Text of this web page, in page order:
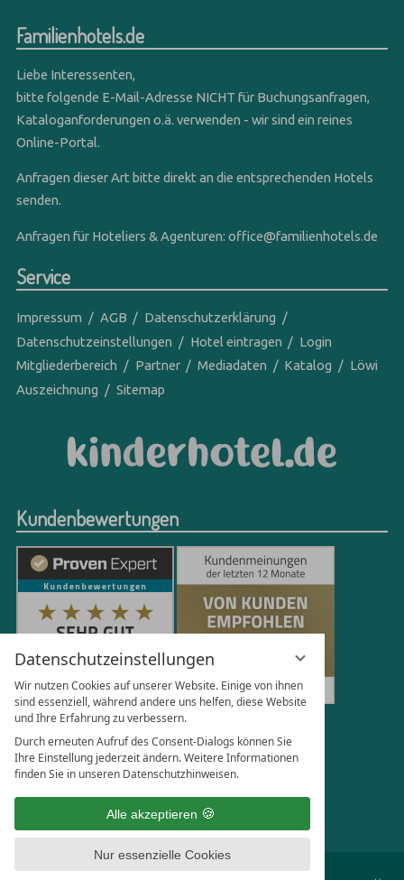
Datenschutzeinstellungen
Wir nutzen Cookies auf unserer Website. Einige von ihnen
sind essenziell, während andere uns helfen, diese Website
und Ihre Erfahrung zu verbessern.
Durch erneuten Aufruf des Consent-Dialogs können Sie
Ihre Einstellung jederzeit ändern. Weitere Informationen
finden Sie in unseren Datenschutzhinweisen.
Alle akzeptieren
Nur essenzielle Cookies
Familienhotels.de
Liebe Interessenten,
bitte folgende E-Mail-Adresse NICHT für Buchungsanfragen,
Kataloganforderungen o.ä. verwenden - wir sind ein reines
Online-Portal.
Anfragen dieser Art bitte direkt an die entsprechenden Hotels
senden.
Anfragen für Hoteliers & Agenturen:office@familienhotels.de
Service
Impressum AGB
Datenschutzerklärung
Datenschutzeinstellungen
Hotel eintragen
Login
Mitgliederbereich
Partner Mediadaten Katalog
Löwi
Auszeichnung
Sitemap
Kundenbewertungen